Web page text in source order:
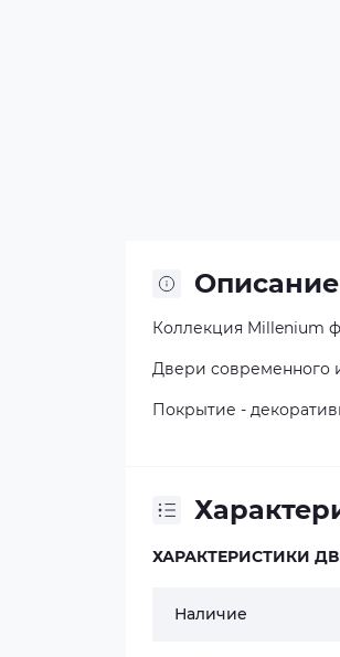
Описание
Коллекция Millenium
Двери современного
Покрытие -
ХАРАКТЕРИСТИКИ
Наличие